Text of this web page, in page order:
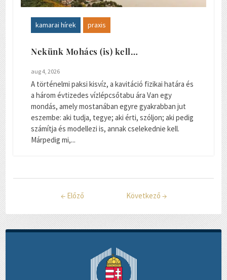
kamarai hírek praxis
Nekünk Mohács (is) kell…
aug 4, 2026
A történelmi paksi kisvíz, a kavitáció fizikai határa és
a három évtizedes vízlépcsőtabu ára Van egy
mondás, amely mostanában egyre gyakrabban jut
eszembe: aki tudja, tegye; aki érti, szóljon; aki pedig
számítja és modellezi is, annak cselekednie kell.
Márpedig mi,...
← Előző Következő →